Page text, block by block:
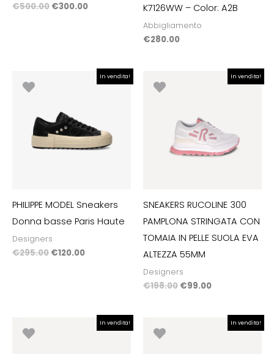
€500.00 €300.00
K7126WW – Color: A2B
Abbigliamento
€280.00
In vendita!
PHILIPPE MODEL Sneakers
Donna basse Paris Haute
Designers
€295.00
€295.00.
€120.00
prezzo
In vendita!
SNEAKERS RUCOLINE 300
PAMPLONA STRINGATA CON
TOMAIA IN PELLE SUOLA EVA
ALTEZZA 55MM
Designers
€198.00
€198.00.
€99.00
prezzo
In vendita!
prezzo
In vendita!
prezzo